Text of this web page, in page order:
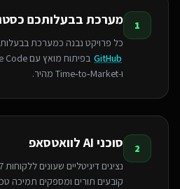
1 מערכת בבעלותכם
כל פרויקט נבנה כמערכת
GitHub
ו‑Time‑to‑Market מהיר.
2 סוכני AI לוואטסאפ
קובעים תורים ומספקים תמיכה